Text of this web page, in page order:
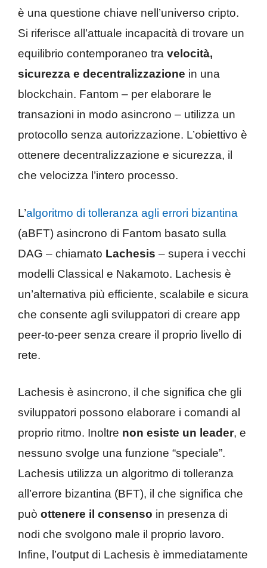
è una questione chiave nell’universo cripto.
Si riferisce all’attuale incapacità di trovare un
equilibrio contemporaneo tra velocità,
sicurezza e decentralizzazione in una
blockchain. Fantom – per elaborare le
transazioni in modo asincrono – utilizza un
protocollo senza autorizzazione. L’obiettivo è
ottenere decentralizzazione e sicurezza, il
che velocizza l’intero processo.
L’algoritmo di tolleranza agli errori bizantina
(aBFT) asincrono di Fantom basato sulla
DAG – chiamato Lachesis – supera i vecchi
modelli Classical e Nakamoto. Lachesis è
un’alternativa più efficiente, scalabile e sicura
che consente agli sviluppatori di creare app
peer-to-peer senza creare il proprio livello di
rete.
Lachesis è asincrono, il che significa che gli
sviluppatori possono elaborare i comandi al
proprio ritmo. Inoltre non esiste un leader, e
nessuno svolge una funzione “speciale”.
Lachesis utilizza un algoritmo di tolleranza
all’errore bizantina (BFT), il che significa che
può ottenere il consenso in presenza di
nodi che svolgono male il proprio lavoro.
Infine, l’output di Lachesis è immediatamente